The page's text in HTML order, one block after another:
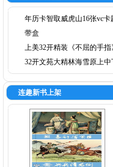
年历卡智取威虎山16张vc卡
带盒
上美32开精装《不屈的手指
32开文苑大精林海雪原上中
连趣新书上架